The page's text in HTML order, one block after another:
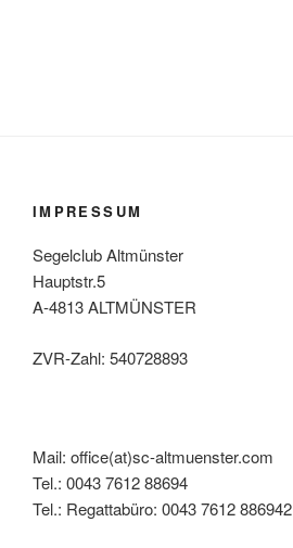
IMPRESSUM
Segelclub Altmünster
Hauptstr.5
A-4813 ALTMÜNSTER
ZVR-Zahl: 540728893
Mail: office(at)sc-altmuenster.com
Tel.: 0043 7612 88694
Tel.: Regattabüro: 0043 7612 886942